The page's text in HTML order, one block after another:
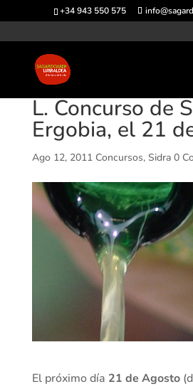
+34 943 550 575
L. Concurso de
Ergobia, el 21
Ago 12, 2011 Concursos, Sidra 0
El próximo día 21 de Agosto